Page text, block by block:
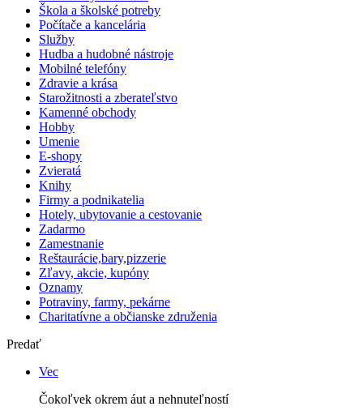
Škola a školské potreby
Počítače a kancelária
Služby
Hudba a hudobné nástroje
Mobilné telefóny
Zdravie a krása
Starožitnosti a zberateľstvo
Kamenné obchody
Hobby
Umenie
E-shopy
Zvieratá
Knihy
Firmy a podnikatelia
Hotely, ubytovanie a cestovanie
Zadarmo
Zamestnanie
Reštaurácie,bary,pizzerie
Zľavy, akcie, kupóny
Oznamy
Potraviny, farmy, pekárne
Charitatívne a občianske združenia
Predať
Vec
Čokoľvek okrem áut a nehnuteľností